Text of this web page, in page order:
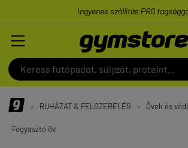
Ingyenes szállítás PRO
» RUHÁZAT & FELSZERELÉS » Övek és
Fogyasztó öv